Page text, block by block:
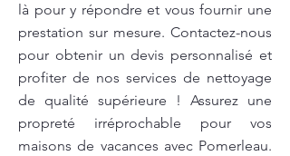
là pour y répondre et vous fournir une
prestation sur mesure. Contactez-nous
pour obtenir un devis personnalisé et
profiter de nos services de nettoyage
de qualité supérieure ! Assurez une
propreté irréprochable pour vos
maisons de vacances avec Pomerleau.